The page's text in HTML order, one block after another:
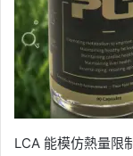
LCA 能模仿熱量限